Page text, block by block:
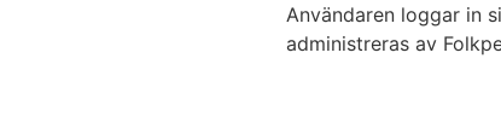
Användaren loggar in
administreras av